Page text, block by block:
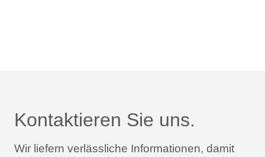
Kontaktieren Sie uns.
Wir liefern verlässliche Informationen, damit